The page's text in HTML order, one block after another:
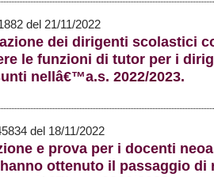
del 21/11/2022
dei dirigenti scolastici
le funzioni di tutor per i
nellâ€™a.s. 2022/2023.
del 18/11/2022
e prova per i docenti
ottenuto il passaggio di